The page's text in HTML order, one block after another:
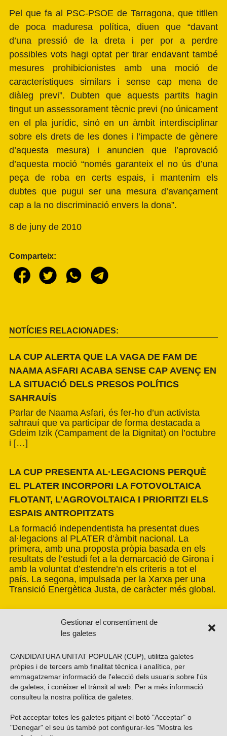
Gestionar el consentiment de
les galetes
CANDIDATURA UNITAT POPULAR (CUP), utilitza galetes
pròpies i de tercers amb finalitat tècnica i analítica, per
emmagatzemar informació de l'elecció dels usuaris sobre l'ús
de galetes, i conèixer el trànsit al web. Per a més informació
consulteu la nostra política de galetes
Pot acceptar totes les galetes pitjant el botó "Acceptar" o
"Denegar" el seu ús també pot configurar-les "Mostra les
Pel que fa al PSC-PSOE de Tarragona, que titllen
de poca maduresa política, diuen que “davant
d’una pressió de la dreta i per por a perdre
possibles vots hagi optat per tirar endavant també
mesures prohibicionistes amb una moció de
característiques similars i sense cap mena de
diàleg previ”. Dubten que aquests partits hagin
tingut un assessorament tècnic previ (no únicament
en el pla jurídic, sinó en un àmbit interdisciplinar
sobre els drets de les dones i l’impacte de gènere
d’aquesta mesura) i anuncien que l’aprovació
d’aquesta moció “només garanteix el no ús d’una
peça de roba en certs espais, i mantenim els
dubtes que pugui ser una mesura d’avançament
cap a la no discriminació envers la dona”.
8 de juny de 2010
Comparteix:
NOTÍCIES RELACIONADES:
LA CUP ALERTA QUE LA VAGA DE FAM DE
NAAMA ASFARI ACABA SENSE CAP AVENÇ EN
LA SITUACIÓ DELS PRESOS POLÍTICS
SAHRAUÍS
Parlar de Naama Asfari, és fer-ho d’un activista
sahrauí que va participar de forma destacada a
Gdeim Izik (Campament de la Dignitat) on l’octubre
i […]
LA CUP PRESENTA AL·LEGACIONS PERQUÈ
EL PLATER INCORPORI LA FOTOVOLTAICA
FLOTANT, L’AGROVOLTAICA I PRIORITZI ELS
ESPAIS ANTROPITZATS
La formació independentista ha presentat dues
al·legacions al PLATER d’àmbit nacional. La
primera, amb una proposta pròpia basada en els
resultats de l’estudi fet a la demarcació de Girona i
amb la voluntat d’estendre’n els criteris a tot el
país. La segona, impulsada per la Xarxa per una
Transició Energètica Justa, de caràcter més global.
Vols subscriure’t al nostre butlletí?